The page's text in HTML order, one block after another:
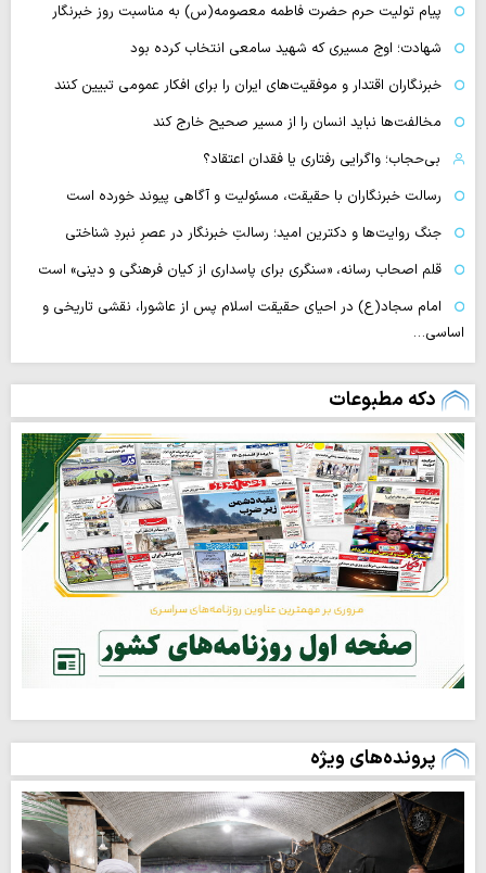
پیام تولیت حرم حضرت فاطمه معصومه(س) به مناسبت روز خبرنگار
شهادت؛ اوج مسیری که شهید سامعی انتخاب کرده بود
خبرنگاران اقتدار و موفقیت‌های ایران را برای افکار عمومی تبیین کنند
مخالفت‌ها نباید انسان را از مسیر صحیح خارج کند
بی‌حجاب؛ واگرایی رفتاری یا فقدان اعتقاد؟
رسالت خبرنگاران با حقیقت، مسئولیت و آگاهی پیوند خورده است
جنگ روایت‌ها و دکترین امید؛ رسالتِ خبرنگار در عصرِ نبردِ شناختی
قلم اصحاب رسانه، «سنگری برای پاسداری از کیان فرهنگی و دینی» است
امام سجاد(ع) در احیای حقیقت اسلام پس از عاشورا، نقشی تاریخی و
اساسی…
دکه مطبوعات
پرونده‌های ویژه